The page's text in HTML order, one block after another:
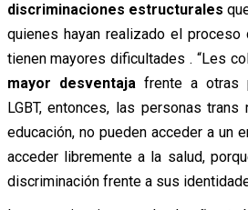
discriminaciones estructurales
quienes hayan realizado el
tienen mayores dificultades . “Les
mayor desventajafrente a otras
LGBT, entonces, las personas
educación, no pueden acceder a un
acceder libremente a la salud,
discriminación frente a sus